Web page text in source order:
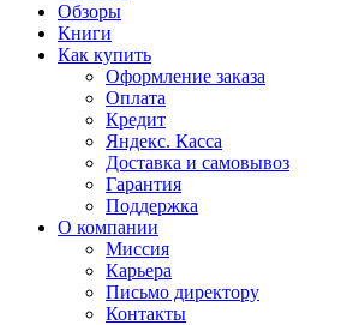
Обзоры
Книги
Как купить
Оформление заказа
Оплата
Кредит
Яндекс. Касса
Доставка и самовывоз
Гарантия
Поддержка
О компании
Миссия
Карьера
Письмо директору
Контакты